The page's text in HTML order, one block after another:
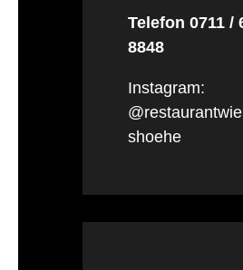
Telefon 0711 /
8848
Instagram:
shoehe